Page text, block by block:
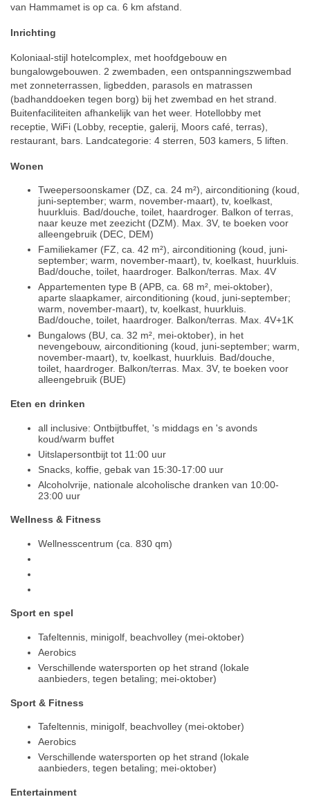
van Hammamet is op ca. 6 km afstand.
Inrichting
Koloniaal-stijl hotelcomplex, met hoofdgebouw en
bungalowgebouwen. 2 zwembaden, een ontspanningszwembad
met zonneterrassen, ligbedden, parasols en matrassen
(badhanddoeken tegen borg) bij het zwembad en het strand.
Buitenfaciliteiten afhankelijk van het weer. Hotellobby met
receptie, WiFi (Lobby, receptie, galerij, Moors café, terras),
restaurant, bars. Landcategorie: 4 sterren, 503 kamers, 5 liften.
Wonen
Tweepersoonskamer (DZ, ca. 24 m²), airconditioning (koud,
juni-september; warm, november-maart), tv, koelkast,
huurkluis. Bad/douche, toilet, haardroger. Balkon of terras,
naar keuze met zeezicht (DZM). Max. 3V, te boeken voor
alleengebruik (DEC, DEM)
Familiekamer (FZ, ca. 42 m²), airconditioning (koud, juni-
september; warm, november-maart), tv, koelkast, huurkluis.
Bad/douche, toilet, haardroger. Balkon/terras. Max. 4V
Appartementen type B (APB, ca. 68 m², mei-oktober),
aparte slaapkamer, airconditioning (koud, juni-september;
warm, november-maart), tv, koelkast, huurkluis.
Bad/douche, toilet, haardroger. Balkon/terras. Max. 4V+1K
Bungalows (BU, ca. 32 m², mei-oktober), in het
nevengebouw, airconditioning (koud, juni-september; warm,
november-maart), tv, koelkast, huurkluis. Bad/douche,
toilet, haardroger. Balkon/terras. Max. 3V, te boeken voor
alleengebruik (BUE)
Eten en drinken
all inclusive: Ontbijtbuffet, 's middags en 's avonds
koud/warm buffet
Uitslapersontbijt tot 11:00 uur
Snacks, koffie, gebak van 15:30-17:00 uur
Alcoholvrije, nationale alcoholische dranken van 10:00-
23:00 uur
Wellness & Fitness
Wellnesscentrum (ca. 830 qm)
Sport en spel
Tafeltennis, minigolf, beachvolley (mei-oktober)
Aerobics
Verschillende watersporten op het strand (lokale
aanbieders, tegen betaling; mei-oktober)
Sport & Fitness
Tafeltennis, minigolf, beachvolley (mei-oktober)
Aerobics
Verschillende watersporten op het strand (lokale
aanbieders, tegen betaling; mei-oktober)
Entertainment